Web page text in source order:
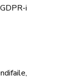
i